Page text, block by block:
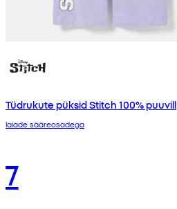
Tüdrukute püksid Stitch 100% puuvill
laiade sääreosadega
7